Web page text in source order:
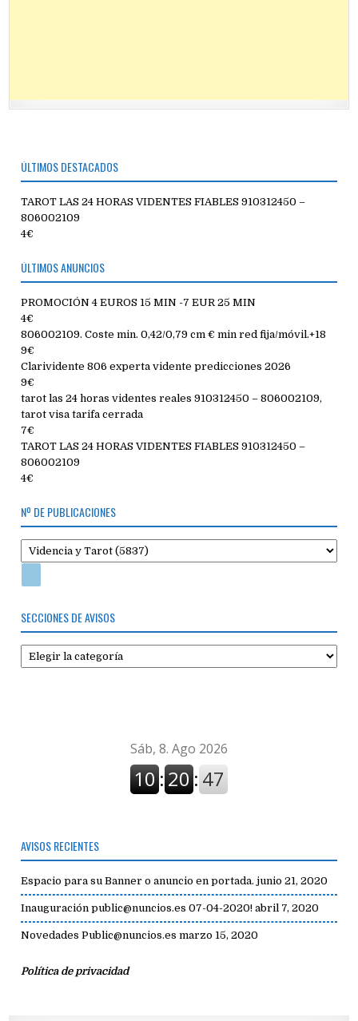
ÚLTIMOS DESTACADOS
TAROT LAS 24 HORAS VIDENTES FIABLES 910312450 –
806002109
4€
ÚLTIMOS ANUNCIOS
PROMOCIÓN 4 EUROS 15 MIN -7 EUR 25 MIN
4€
806002109. Coste min. 0,42/0,79 cm € min red fija/móvil.+18
9€
Clarividente 806 experta vidente predicciones 2026
9€
tarot las 24 horas videntes reales 910312450 – 806002109,
tarot visa tarifa cerrada
7€
TAROT LAS 24 HORAS VIDENTES FIABLES 910312450 –
806002109
4€
Nº DE PUBLICACIONES
SECCIONES DE AVISOS
Secciones
de
AVISOS RECIENTES
Espacio para su Banner o anuncio en portada. junio 21, 2020
Inauguración public@nuncios.es 07-04-2020! abril 7, 2020
Novedades Public@nuncios.es marzo 15, 2020
Política de privacidad